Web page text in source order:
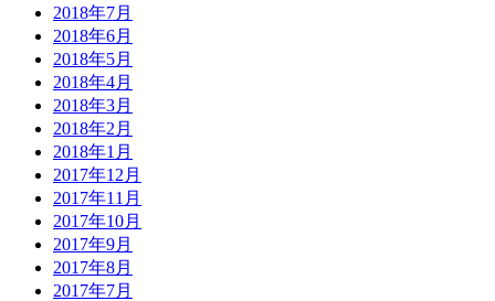
2018年7月
2018年6月
2018年5月
2018年4月
2018年3月
2018年2月
2018年1月
2017年12月
2017年11月
2017年10月
2017年9月
2017年8月
2017年7月